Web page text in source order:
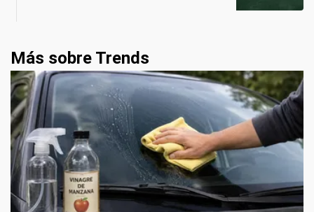
Más sobre Trends